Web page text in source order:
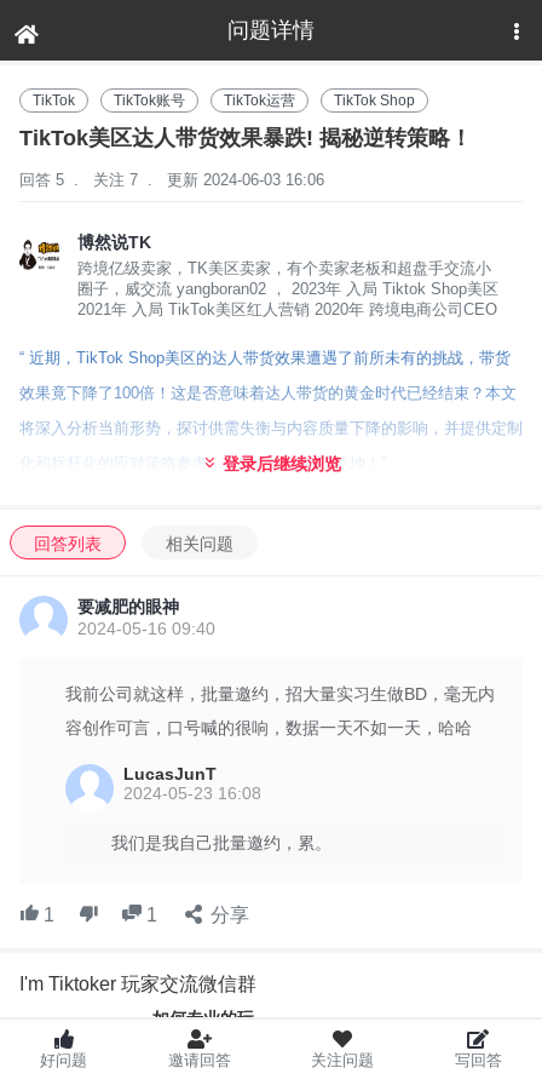
问题详情
下拉刷新
TikTok TikTok账号 TikTok运营 TikTok Shop
TikTok美区达人带货效果暴跌! 揭秘逆转策略！
回答 5 . 关注 7 . 更新 2024-06-03 16:06
博然说TK
跨境亿级卖家，TK美区卖家，有个卖家老板和超盘手交流小
圈子，威交流 yangboran02 ， 2023年 入局 Tiktok Shop美区
2021年 入局 TikTok美区红人营销 2020年 跨境电商公司CEO
“ 近期，TikTok Shop美区的达人带货效果遭遇了前所未有的挑战，带货
效果竟下降了100倍！这是否意味着达人带货的黄金时代已经结束？本文
将深入分析当前形势，探讨供需失衡与内容质量下降的影响，并提供定制
化和标杆化的应对策略参考，让我们一起逆转乾坤！”
相信大家都看过这样一组数据，在TikTok美区小店GMV占比中，达
人视频带货占比高达80%，广告占比约15%，直播占比约5%。
之后，根据我们的实践数据及对竞争类目top3玩家的观察与分析，
达人视频带货的效果居然差了近100倍“
先说我们的实际数据， 从2月中开始至3月中，我们针对某单sku，
陆续发布了约100个视频，实际出单不足10个
1000，然而出单量约100左右。和我们实际的出单数据非常相似。
我们又查看了非此sku另外的一个类目，想验证一下，这种情况是不
是类目独有？不出所料，另外一个类目的数据也是如此：
达人带货
登录后继续浏览
回答列表 相关问题
要减肥的眼神
2024-05-16 09:40
我前公司就这样，批量邀约，招大量实习生做BD，毫无内
容创作可言，口号喊的很响，数据一天不如一天，哈哈
LucasJunT
2024-05-23 16:08
我们是我自己批量邀约，累。
1 1 分享
I'm Tiktoker 玩家交流微信群
如何专业的玩，
如何开心的玩，
我们，
好问题 邀请回答 关注问题 写回答